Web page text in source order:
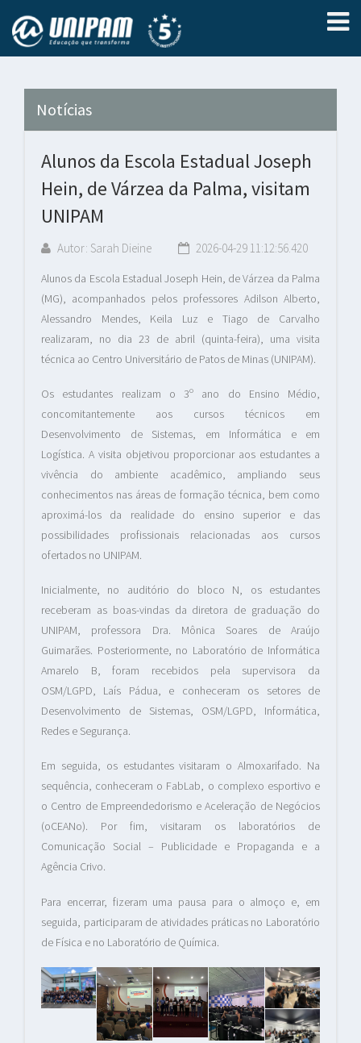
Notícias
Alunos da Escola Estadual Joseph
Hein, de Várzea da Palma, visitam
UNIPAM
Autor: Sarah Dieine 2026-04-29 11:12:56.420
Alunos da Escola Estadual Joseph Hein, de Várzea da Palma
(MG), acompanhados pelos professores Adilson Alberto,
Alessandro Mendes, Keila Luz e Tiago de Carvalho
realizaram, no dia 23 de abril (quinta-feira), uma visita
técnica ao Centro Universitário de Patos de Minas (UNIPAM).
Os estudantes realizam o 3º ano do Ensino Médio,
concomitantemente aos cursos técnicos em
Desenvolvimento de Sistemas, em Informática e em
Logística. A visita objetivou proporcionar aos estudantes a
vivência do ambiente acadêmico, ampliando seus
conhecimentos nas áreas de formação técnica, bem como
aproximá-los da realidade do ensino superior e das
possibilidades profissionais relacionadas aos cursos
ofertados no UNIPAM.
Inicialmente, no auditório do bloco N, os estudantes
receberam as boas-vindas da diretora de graduação do
UNIPAM, professora Dra. Mônica Soares de Araújo
Guimarães. Posteriormente, no Laboratório de Informática
Amarelo B, foram recebidos pela supervisora da
OSM/LGPD, Laís Pádua, e conheceram os setores de
Desenvolvimento de Sistemas, OSM/LGPD, Informática,
Redes e Segurança.
Em seguida, os estudantes visitaram o Almoxarifado. Na
sequência, conheceram o FabLab, o complexo esportivo e
o Centro de Empreendedorismo e Aceleração de Negócios
(oCEANo). Por fim, visitaram os laboratórios de
Comunicação Social – Publicidade e Propaganda e a
Agência Crivo.
Para encerrar, fizeram uma pausa para o almoço e, em
seguida, participaram de atividades práticas no Laboratório
de Física e no Laboratório de Química.